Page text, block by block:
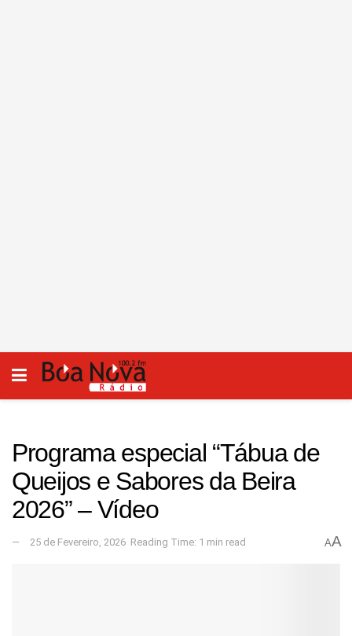
Programa especial “Tábua de
Queijos e Sabores da Beira
2026” – Vídeo
25 de Fevereiro, 2026 Reading Time: 1 min read AA